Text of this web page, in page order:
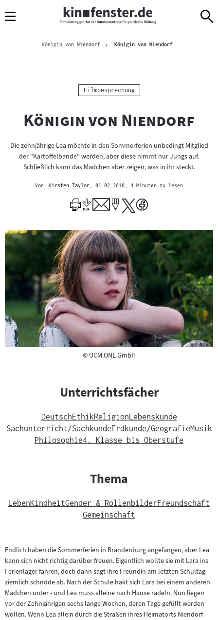
Navigation
zum
zur
Brotkrümelnavigation
Königin von Niendorf Königin von NiendorfAktuelle Seite
Kategorie:
Filmbesprechung
"
Königin von Niendorf
Die zehnjährige Lea möchte in den Sommerferien unbedingt Mitglied
der "Kartoffelbande" werden, aber diese nimmt nur Jungs auf.
Schließlich kann das Mädchen aber zeigen, was in ihr steckt.
Von
Kirsten Taylor
zum
Author
, 01.02.2018 , 4 Minuten zu lesen
©Copyright
UCM.ONE GmbH
Unterrichtsfächer
DeutschEthikReligion Lebenskunde
Sachunterricht/SachkundeErdkunde/GeografieMusik
Philosophie4. Klasse bis Oberstufe
Thema
LebenKindheitGender & RollenbilderFreundschaft
Gemeinschaft
Endlich haben die Sommerferien in Brandenburg angefangen, aber Lea
kann sich nicht richtig darüber freuen. Eigentlich wollte sie mit Lara ins
Ferienlager fahren, doch dann sagt ihre Freundin am letzten Schultag
ziemlich schnöde ab. Nach der Schule hakt sich Lara bei einem anderen
Mädchen unter - und Lea muss alleine nach Hause radeln. Nun liegen
vor der Zehnjährigen sechs lange Wochen, deren Tage gefüllt werden
wollen. Wenn Lea allein durch die Straßen ihres Heimatorts Niendorf